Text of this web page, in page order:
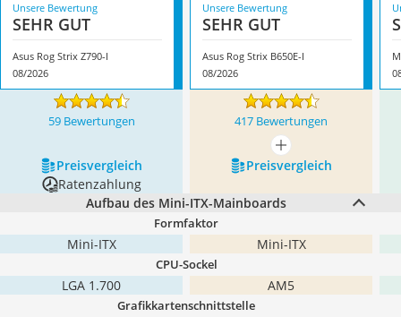
Unsere Bewertung
SEHR GUT
Asus Rog Strix Z790-I
08/2026
Unsere Bewertung
SEHR GUT
Asus Rog Strix B650E-I
08/2026
59 Bewertungen 417 Bewertungen
mehr anzeigen
Preis­vergleich
Preis­vergleich
Ratenzahlung
Aufbau des Mini-ITX-Mainboards
Formfaktor
Mini-ITX Mini-ITX
CPU-Sockel
LGA 1.700 AM5
Grafikkartenschnittstelle